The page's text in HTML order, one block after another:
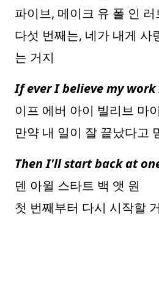
파이브, 메이크 유 폴 인 러
다섯 번째는, 네가 내게 사
는 거지
If ever I believe my work
이프 에버 아이 빌리브 마
만약 내 일이 잘 끝났다고
Then I'll start back at
덴 아윌 스타트 백 앳 원
첫 번째부터 다시 시작할